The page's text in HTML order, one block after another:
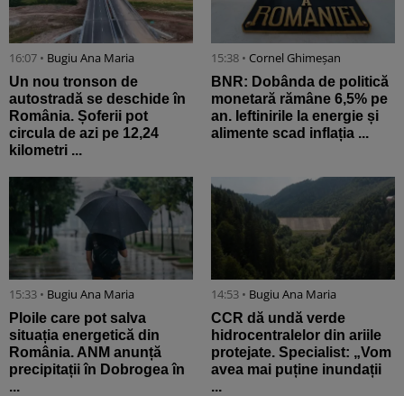
16:07 • Bugiu ⁠Ana Maria
Un nou tronson de
autostradă se deschide în
România. Șoferii pot
circula de azi pe 12,24
kilometri ...
15:38 • Cornel Ghimeșan
BNR: Dobânda de politică
monetară rămâne 6,5% pe
an. Ieftinirile la energie și
alimente scad inflația ...
15:33 • Bugiu ⁠Ana Maria
Ploile care pot salva
situația energetică din
România. ANM anunță
precipitații în Dobrogea în
...
14:53 • Bugiu ⁠Ana Maria
CCR dă undă verde
hidrocentralelor din ariile
protejate. Specialist: „Vom
avea mai puține inundații
...